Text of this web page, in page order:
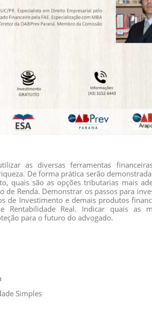
as diversas ferramentas
De forma prática serão
quais são as opções tributarias mais
de Renda. Demonstrar os passos para
de Investimento e demais produtos
Rentabilidade Real. Indicar quais as
para o futuro do advogado.
Simples